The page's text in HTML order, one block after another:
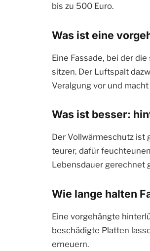
bis zu 500 Euro.
Was ist eine
Eine Fassade, bei der
sitzen. Der Luftspalt
Veralgung vor und
Was ist besser:
Der Vollwärmeschutz ist
teurer, dafür
Lebensdauer gerechnet
Wie lange halten
Eine vorgehängte
beschädigte Platten
erneuern.